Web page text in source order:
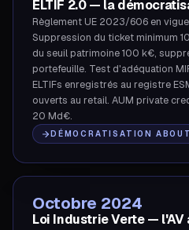
ELTIF 2.0 — la
Règlement UE 2023/606 en
Suppression du ticket minimum
du seuil patrimoine 100 k€,
portefeuille. Test d'adéquation
ELTIFs enregistrés au registre
ouverts au retail. AUM private
20 Md€.
DÉMOCRATISATION
Octobre 2024
Loi Industrie Verte — l'AV